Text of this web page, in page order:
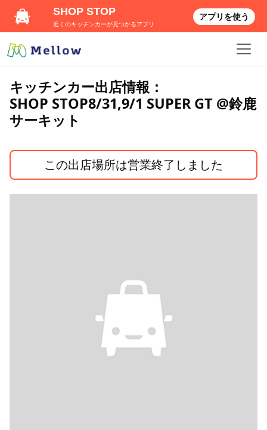
キッチンカー出店情報：
SHOP STOP8/31,9/1 SUPER GT @鈴鹿
サーキット
この出店場所は営業終了しました
SHOP STOP
近くのキッチンカーが見つかるアプリ
アプリを使う